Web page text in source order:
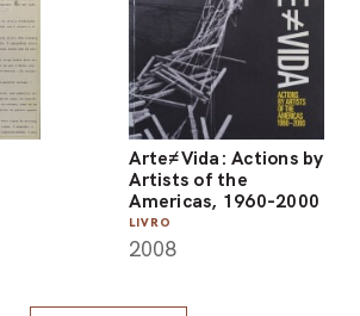
Arte≠Vida: Actions by
Artists of the
Americas, 1960-2000
LIVRO
2008